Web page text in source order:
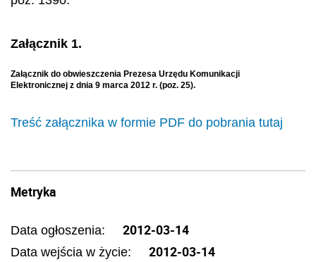
Załącznik 1.
Załącznik do obwieszczenia Prezesa Urzędu Komunikacji
Elektronicznej z dnia 9 marca 2012 r. (poz. 25).
Treść załącznika w formie PDF do pobrania tutaj
Metryka
Data ogłoszenia: 2012-03-14
Data wejścia w życie: 2012-03-14